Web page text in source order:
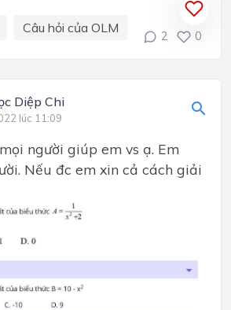
Câu hỏi của OLM
2 0
Diệp Chi
lúc 11:09
người giúp em vs ạ. Em
Nếu đc em xin cả cách giải